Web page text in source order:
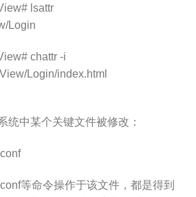
lsattr
Login
chattr -i
Login/index.html
统中某个关键文件被修改：
等命令操作于该文件，都是得到